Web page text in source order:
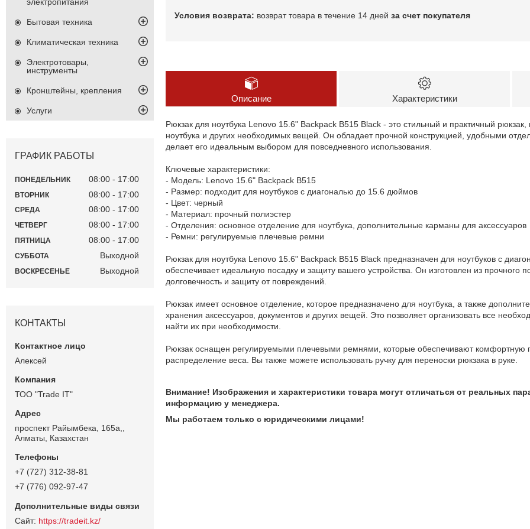
возврат товара в течение 14 дней за счет покупателя
Описание Характеристики
Рюкзак для ноутбука Lenovo 15.6" Backpack B515 Black - это стильный и практичный
ноутбука и других необходимых вещей. Он обладает прочной конструкцией, удобными
делает его идеальным выбором для повседневного использования.
Ключевые характеристики:
- Модель: Lenovo 15.6" Backpack B515
- Размер: подходит для ноутбуков с диагональю до 15.6 дюймов
- Цвет: черный
- Материал: прочный полиэстер
- Отделения: основное отделение для ноутбука, дополнительные карманы для аксессуаров
- Ремни: регулируемые плечевые ремни
Рюкзак для ноутбука Lenovo 15.6" Backpack B515 Black предназначен для ноутбуков с
обеспечивает идеальную посадку и защиту вашего устройства. Он изготовлен из прочного
долговечность и защиту от повреждений.
Рюкзак имеет основное отделение, которое предназначено для ноутбука, а также
хранения аксессуаров, документов и других вещей. Это позволяет организовать все
найти их при необходимости.
Рюкзак оснащен регулируемыми плечевыми ремнями, которые обеспечивают комфортную
распределение веса. Вы также можете использовать ручку для переноски рюкзака в руке.
Внимание! Изображения и характеристики товара могут отличаться от реальных
информацию у менеджера.
Мы работаем только с юридическими лицами!
Бытовая техника
Климатическая техника
Электротовары,
инструменты
Кронштейны, крепления
Услуги
ГРАФИК РАБОТЫ
ПОНЕДЕЛЬНИК 08:00 17:00
ВТОРНИК 08:00 17:00
СРЕДА 08:00 17:00
ЧЕТВЕРГ 08:00 17:00
ПЯТНИЦА 08:00 17:00
СУББОТА Выходной
ВОСКРЕСЕНЬЕ Выходной
КОНТАКТЫ
Алексей
ТОО "Trade IT"
проспект Райымбека, 165а,,
Алматы, Казахстан
+7 (727) 312-38-81
+7 (776) 092-97-47
https://tradeit.kz/